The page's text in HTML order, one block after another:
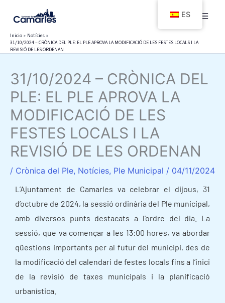
contenido
Inicio
Notícies
31/10/2024 – CRÒNICA DEL PLE: EL PLE APROVA LA MODIFICACIÓ DE LES FESTES LOCALS I LA
REVISIÓ DE LES ORDENAN
31/10/2024 – CRÒNICA DEL
PLE: EL PLE APROVA LA
MODIFICACIÓ DE LES
FESTES LOCALS I LA
REVISIÓ DE LES ORDENAN
/ Crònica del Ple, Notícies, Ple Municipal / 04/11/2024
L’Ajuntament de Camarles va celebrar el dijous, 31
d’octubre de 2024, la sessió ordinària del Ple municipal,
amb diversos punts destacats a l’ordre del dia. La
sessió, que va començar a les 13:00 hores, va abordar
qüestions importants per al futur del municipi, des de
la modificació del calendari de festes locals fins a l’inici
de la revisió de taxes municipals i la planificació
urbanística.
ES